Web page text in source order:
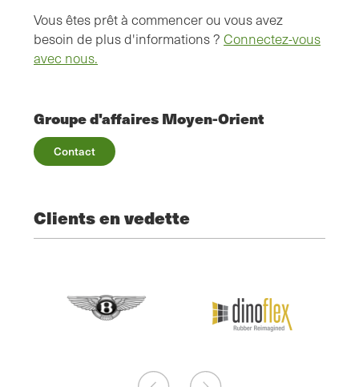
Vous êtes prêt à commencer ou vous avez
besoin de plus d'informations ? Connectez-vous
avec nous.
Groupe d'affaires Moyen-Orient
Contact
Clients en vedette